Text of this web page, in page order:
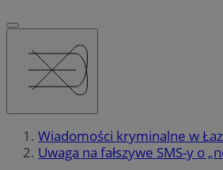
Wiadomości kryminalne w
Uwaga na fałszywe SMS-y o